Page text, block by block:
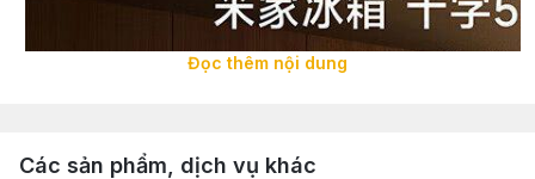
Đọc thêm nội dung
Các sản phẩm, dịch vụ khác